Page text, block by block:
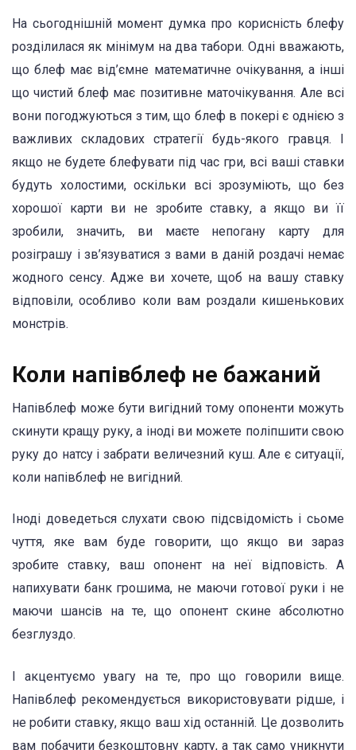
На сьогоднішній момент думка про корисність блефу
розділилася як мінімум на два табори. Одні вважають,
що блеф має від’ємне математичне очікування, а інші
що чистий блеф має позитивне маточікування. Але всі
вони погоджуються з тим, що блеф в покері є однією з
важливих складових стратегії будь-якого гравця. І
якщо не будете блефувати під час гри, всі ваші ставки
будуть холостими, оскільки всі зрозуміють, що без
хорошої карти ви не зробите ставку, а якщо ви її
зробили, значить, ви маєте непогану карту для
розіграшу і зв’язуватися з вами в даній роздачі немає
жодного сенсу. Адже ви хочете, щоб на вашу ставку
відповіли, особливо коли вам роздали кишенькових
монстрів.
Коли напівблеф не бажаний
Напівблеф може бути вигідний тому опоненти можуть
скинути кращу руку, а іноді ви можете поліпшити свою
руку до натсу і забрати величезний куш. Але є ситуації,
коли напівблеф не вигідний.
Іноді доведеться слухати свою підсвідомість і сьоме
чуття, яке вам буде говорити, що якщо ви зараз
зробите ставку, ваш опонент на неї відповість. А
напихувати банк грошима, не маючи готової руки і не
маючи шансів на те, що опонент скине абсолютно
безглуздо.
І акцентуємо увагу на те, про що говорили вище.
Напівблеф рекомендується використовувати рідше, і
не робити ставку, якщо ваш хід останній. Це дозволить
вам побачити безкоштовну карту, а так само уникнути